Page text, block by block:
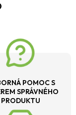
POMOC S
SPRÁVNÉHO
PRODUKTU